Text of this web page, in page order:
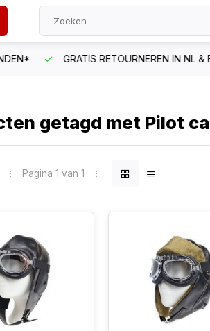
GRATIS RETOURNEREN IN NL & BE
getagd met Pilot
Pagina 1 van 1